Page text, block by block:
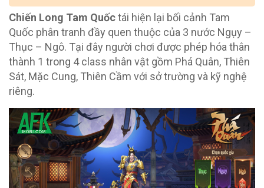
Chiến Long Tam Quốctái hiện lại bối cảnh Tam
Quốc phân tranh đầy quen thuộc của 3 nước Ngụy –
Thục – Ngô. Tại đây người chơi được phép hóa thân
thành 1 trong 4 class nhân vật gồm Phá Quân, Thiên
Sát, Mặc Cung, Thiên Cầm với sở trường và kỹ nghệ
riêng.